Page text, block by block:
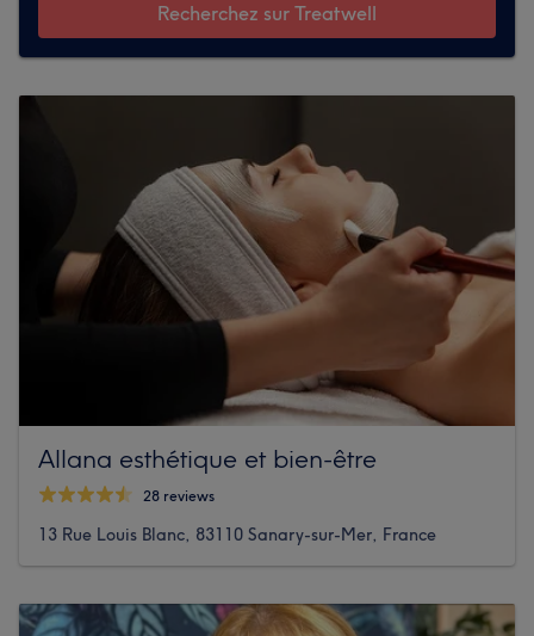
Recherchez sur Treatwell
Allana esthétique et bien-être
28 reviews
13 Rue Louis Blanc, 83110 Sanary-sur-Mer, France